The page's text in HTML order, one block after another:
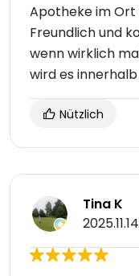
Apotheke im
Freundlich und
wenn wirklich
wird es
Nützlich
Tina K
2025.11.14